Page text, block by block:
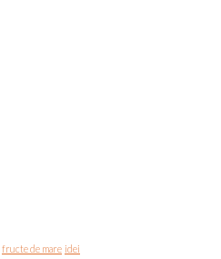
fructe de mare idei